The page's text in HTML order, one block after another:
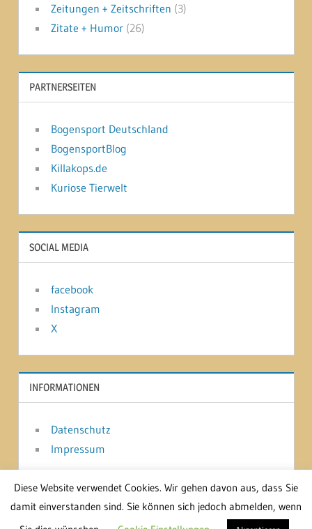
Zeitungen + Zeitschriften (3)
Zitate + Humor(26)
PARTNERSEITEN
Bogensport Deutschland
BogensportBlog
Killakops.de
Kuriose Tierwelt
SOCIAL MEDIA
facebook
Instagram
X
INFORMATIONEN
Datenschutz
Impressum
WordPress-Theme: Treville von ThemeZee.
Diese Website verwendet Cookies. Wir gehen davon aus, dass Sie
damit einverstanden sind. Sie können sich jedoch abmelden, wenn